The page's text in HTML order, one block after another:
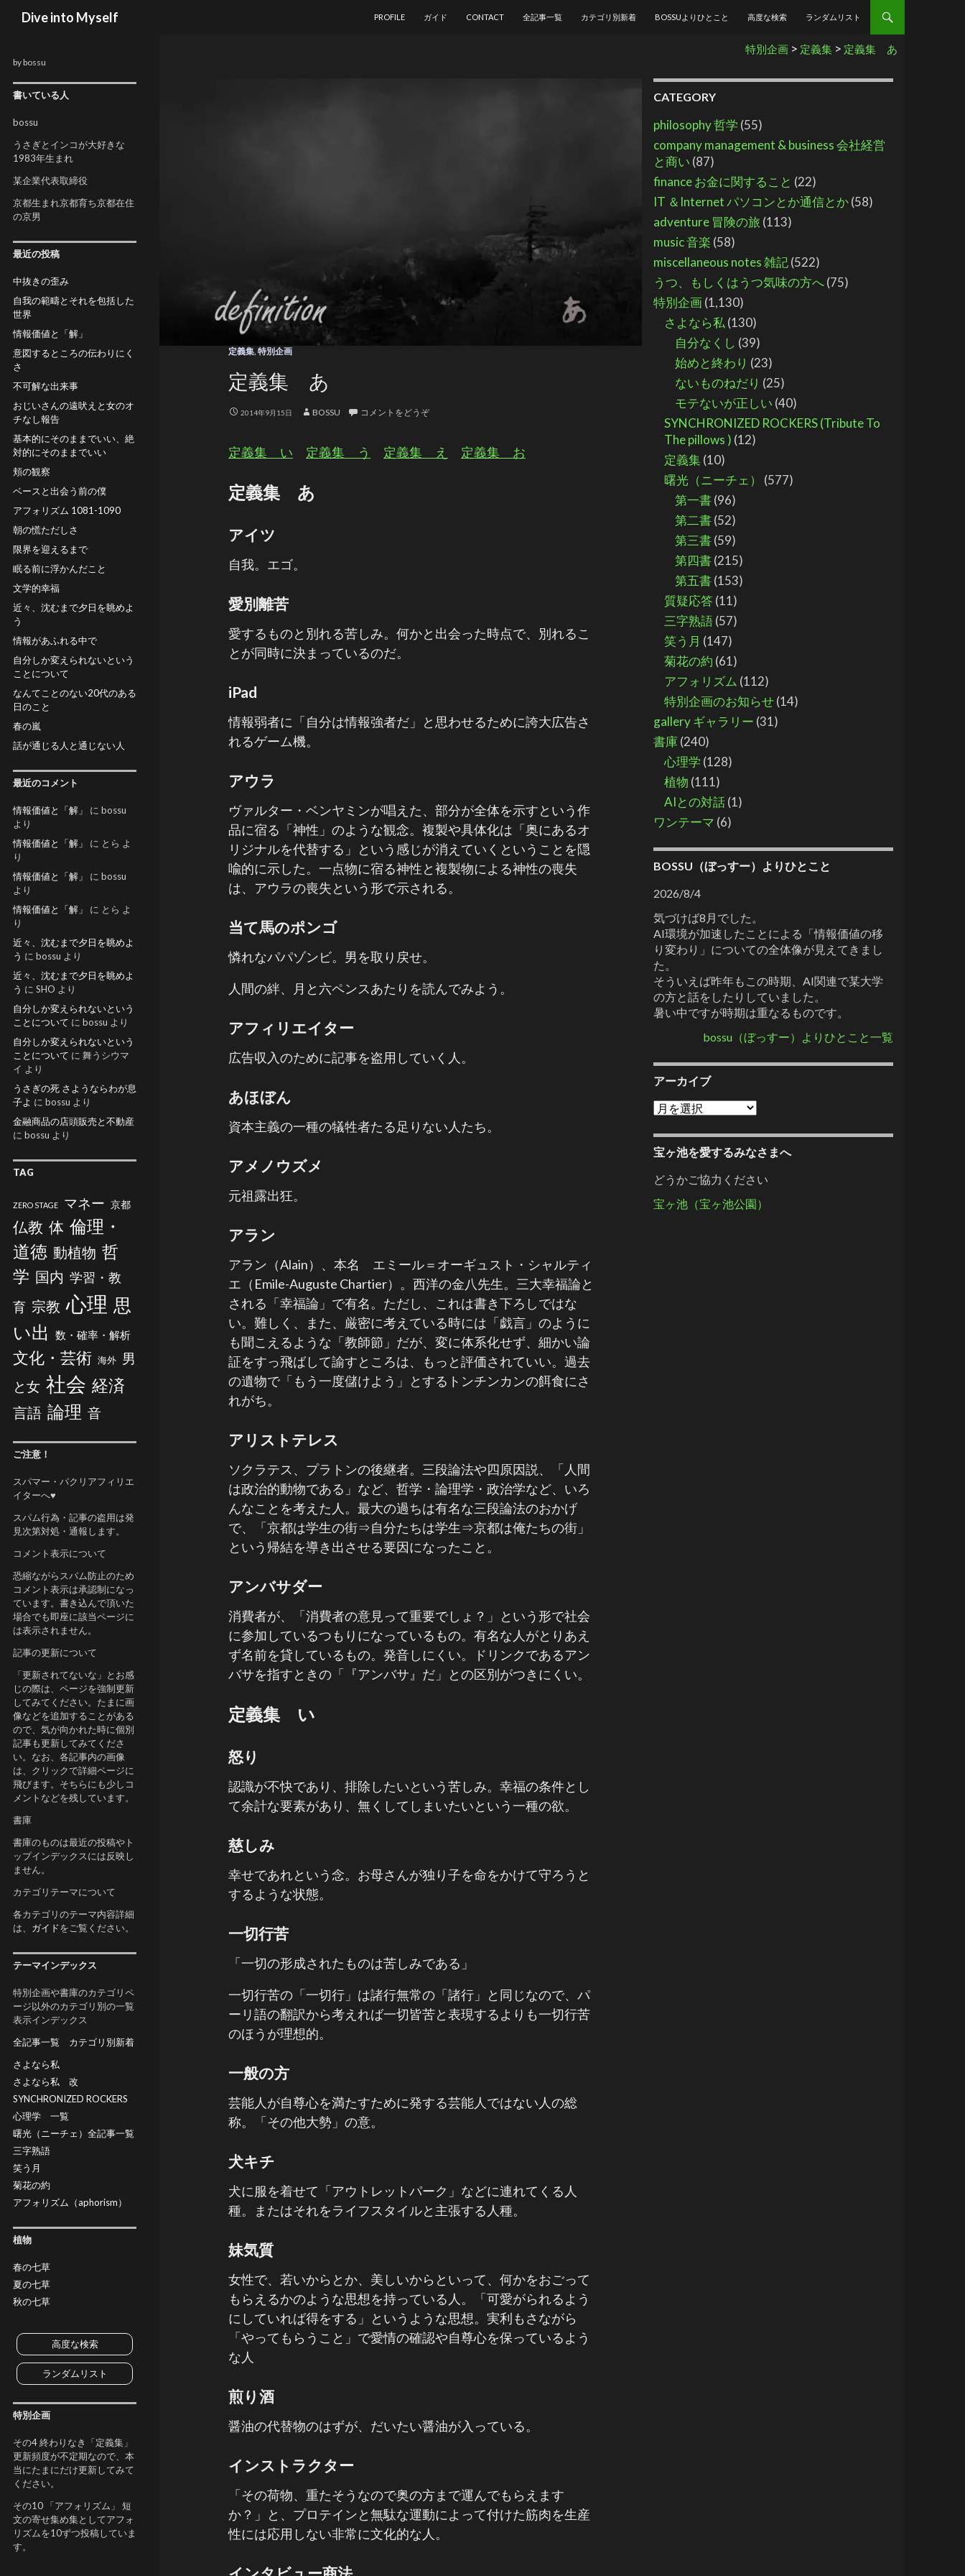
Dive into Myself
検索
PROFILE
ガイド CONTACT 全記事一覧 カテゴリ別新着 BOSSUよりひとこと 高度な検索 ランダムリスト
特別企画 > 定義集 > 定義集 あ
定義集,特別企画
定義集 あ
2014年9月15日 BOSSU コメントをどうぞ
定義集 い 定義集 う 定義集 え 定義集 お
定義集 あ
アイツ
自我。エゴ。
愛別離苦
愛するものと別れる苦しみ。何かと出会った時点で、別れるこ
とが同時に決まっているのだ。
iPad
情報弱者に「自分は情報強者だ」と思わせるために誇大広告さ
れるゲーム機。
アウラ
ヴァルター・ベンヤミンが唱えた、部分が全体を示すという作
品に宿る「神性」のような観念。複製や具体化は「奥にあるオ
リジナルを代替する」という感じが消えていくということを隠
喩的に示した。一点物に宿る神性と複製物による神性の喪失
は、アウラの喪失という形で示される。
当て馬のポンゴ
憐れなパパゾンビ。男を取り戻せ。
人間の絆、月と六ペンスあたりを読んでみよう。
アフィリエイター
広告収入のために記事を盗用していく人。
あほぼん
資本主義の一種の犠牲者たる足りない人たち。
アメノウズメ
元祖露出狂。
アラン
アラン（Alain）、本名 エミール＝オーギュスト・シャルティ
エ（Emile-Auguste Chartier）。西洋の金八先生。三大幸福論と
される「幸福論」で有名。ただし、これは書き下ろしではな
い。難しく、また、厳密に考えている時には「戯言」のように
も聞こえるような「教師節」だが、変に体系化せず、細かい論
証をすっ飛ばして諭すところは、もっと評価されていい。過去
の遺物で「もう一度儲けよう」とするトンチンカンの餌食にさ
れがち。
アリストテレス
ソクラテス、プラトンの後継者。三段論法や四原因説、「人間
は政治的動物である」など、哲学・論理学・政治学など、いろ
んなことを考えた人。最大の過ちは有名な三段論法のおかげ
で、「京都は学生の街⇒自分たちは学生⇒京都は俺たちの街」
という帰結を導き出させる要因になったこと。
アンバサダー
消費者が、「消費者の意見って重要でしょ？」という形で社会
に参加しているつもりになっているもの。有名な人がとりあえ
ず名前を貸しているもの。発音しにくい。ドリンクであるアン
バサを指すときの「『アンバサ』だ」との区別がつきにくい。
定義集 い
怒り
認識が不快であり、排除したいという苦しみ。幸福の条件とし
て余計な要素があり、無くしてしまいたいという一種の欲。
慈しみ
幸せであれという念。お母さんが独り子を命をかけて守ろうと
するような状態。
一切行苦
「一切の形成されたものは苦しみである」
一切行苦の「一切行」は諸行無常の「諸行」と同じなので、パ
ーリ語の翻訳から考えれば一切皆苦と表現するよりも一切行苦
のほうが理想的。
一般の方
芸能人が自尊心を満たすために発する芸能人ではない人の総
称。「その他大勢」の意。
犬キチ
犬に服を着せて「アウトレットパーク」などに連れてくる人
種。またはそれをライフスタイルと主張する人種。
妹気質
女性で、若いからとか、美しいからといって、何かをおごって
もらえるかのような思想を持っている人。「可愛がられるよう
にしていれば得をする」というような思想。実利もさながら
「やってもらうこと」で愛情の確認や自尊心を保っているよう
な人
煎り酒
醤油の代替物のはずが、だいたい醤油が入っている。
インストラクター
「その荷物、重たそうなので奥の方まで運んでもらえます
か？」と、プロテインと無駄な運動によって付けた筋肉を生産
性には応用しない非常に文化的な人。
CATEGORY
philosophy 哲学 (55)
company management & business 会社経営
と商い (87)
finance お金に関すること (22)
IT ＆Internet パソコンとか通信とか(58)
adventure 冒険の旅 (113)
music 音楽 (58)
miscellaneous notes 雑記(522)
うつ、もしくはうつ気味の方へ(75)
特別企画(1,130)
さよなら私 (130)
自分なくし (39)
始めと終わり (23)
ないものねだり (25)
モテないが正しい (40)
SYNCHRONIZED ROCKERS (Tribute To
The pillows ) (12)
定義集(10)
曙光（ニーチェ）
(577)
第一書(96)
第二書(52)
第三書(59)
第四書(215)
第五書(153)
質疑応答(11)
三字熟語(57)
笑う月 (147)
菊花の約 (61)
アフォリズム (112)
特別企画のお知らせ(14)
gallery ギャラリー (31)
書庫(240)
心理学 (128)
植物 (111)
AIとの対話(1)
ワンテーマ (6)
BOSSU（ぼっすー）よりひとこと
2026/8/4
気づけば8月でした。
AI環境が加速したことによる「情報価値の移
り変わり」についての全体像が見えてきまし
た。
そういえば昨年もこの時期、AI関連で某大学
の方と話をしたりしていました。
暑い中ですが時期は重なるものです。
bossu（ぼっすー）よりひとこと一覧
アーカイブ
アーカイブ
宝ヶ池を愛するみなさまへ
どうかご協力ください
宝ヶ池（宝ヶ池公園）
by bossu
書いている人
bossu
うさぎとインコが大好きな
1983年生まれ
某企業代表取締役
京都生まれ京都育ち京都在住
の京男
最近の投稿
中抜きの歪み
自我の範疇とそれを包括した
世界
情報価値と「解」
意図するところの伝わりにく
さ
不可解な出来事
おじいさんの遠吠えと女のオ
チなし報告
基本的にそのままでいい、絶
対的にそのままでいい
頬の観察
ベースと出会う前の僕
アフォリズム 1081-1090
朝の慌ただしさ
限界を迎えるまで
眠る前に浮かんだこと
文学的幸福
近々、沈むまで夕日を眺めよ
う
情報があふれる中で
自分しか変えられないという
ことについて
なんてことのない20代のある
日のこと
春の嵐
話が通じる人と通じない人
最近のコメント
情報価値と「解」 に bossu
より
情報価値と「解」
に とら よ
り
情報価値と「解」
に bossu
より
情報価値と「解」
に とら よ
り
近々、沈むまで夕日を眺めよ
う に bossu より
近々、沈むまで夕日を眺めよ
う に SHO より
自分しか変えられないという
ことについて に bossu より
自分しか変えられないという
ことについて に 舞うシウマ
イ より
うさぎの死 さようならわが息
子よ に bossu より
金融商品の店頭販売と不動産
に bossu より
TAG
ZERO STAGE マネー 京都
仏教 体 倫理・
道徳 動植物 哲
学 国内 学習・教
育 宗教 心理 思
い出
数・確率・解析
文化・芸術 海外 男
と女 社会 経済
言語 論理 音
ご注意！
スパマー・パクリアフィリエ
イターへ♥
スパム行為・記事の盗用は発
見次第対処・通報します。
コメント表示について
恐縮ながらスパム防止のため
コメント表示は承認制になっ
ています。書き込んで頂いた
場合でも即座に該当ページに
は表示されません。
記事の更新について
「更新されてないな」とお感
じの際は、ページを強制更新
してみてください。たまに画
像などを追加することがある
ので、気が向かれた時に個別
記事も更新してみてくださ
い。なお、各記事内の画像
は、クリックで詳細ページに
飛びます。そちらにも少しコ
メントなどを残しています。
書庫
書庫のものは最近の投稿やト
ップインデックスには反映し
ません。
カテゴリテーマについて
各カテゴリのテーマ内容詳細
は、 ガイドをご覧ください。
テーマインデックス
特別企画や書庫のカテゴリペ
ージ以外のカテゴリ別の一覧
表示インデックス
全記事一覧
カテゴリ別新着
さよなら私
さよなら私 改
SYNCHRONIZED ROCKERS
心理学 一覧
曙光（ニーチェ）全記事一覧
三字熟語
笑う月
菊花の約
アフォリズム（aphorism）
植物
春の七草
夏の七草
秋の七草
高度な検索
ランダムリスト
特別企画
その4 終わりなき「定義集」
更新頻度が不定期なので、本
当にたまにだけ更新してみて
ください。
その10 「アフォリズム」 短
文の寄せ集め集としてアフォ
リズムを10ずつ投稿していま
す。